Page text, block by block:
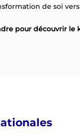
de soi
pour découvrir